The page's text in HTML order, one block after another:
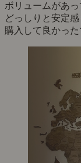
ボリュームがあ
どっしりと安定
購入して良かった